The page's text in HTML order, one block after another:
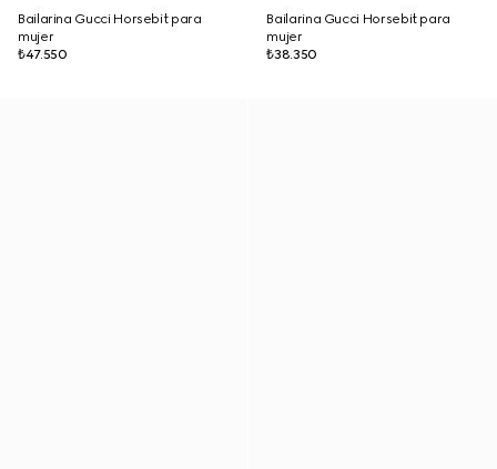
Bailarina Gucci Horsebit para
mujer
₺47.550
Bailarina Gucci Horsebit para
mujer
₺38.350